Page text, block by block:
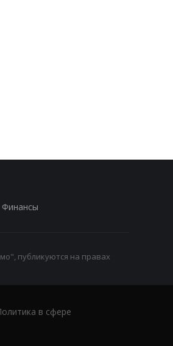
Финансы
публикуются на правах
в сфере